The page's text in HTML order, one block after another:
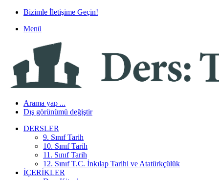
Bizimle İletişime Geçin!
Menü
Arama yap ...
Dış görünümü değiştir
DERSLER
9. Sınıf Tarih
10. Sınıf Tarih
11. Sınıf Tarih
12. Sınıf T.C. İnkılap Tarihi ve Atatürkçülük
İÇERIKLER